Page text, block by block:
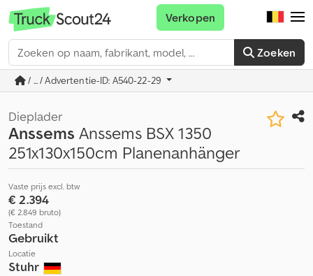
Zoeken
Verkopen
/ ... / Advertentie-ID: A540-22-29
Dieplader
Anssems Anssems BSX 1350
251x130x150cm Planenanhänger
Vaste prijs excl. btw
€ 2.394
(€ 2.849 bruto)
Toestand
Gebruikt
Locatie
Stuhr